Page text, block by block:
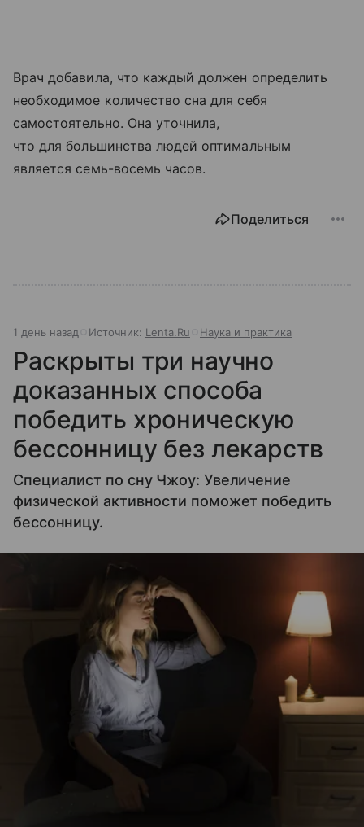
Врач добавила, что каждый должен определить
необходимое количество сна для себя
самостоятельно. Она уточнила,
что для большинства людей оптимальным
является семь-восемь часов.
Поделиться
1 день назад Источник: Lenta.Ru Наука и практика
Раскрыты три научно
доказанных способа
победить хроническую
бессонницу без лекарств
Специалист по сну Чжоу: Увеличение
физической активности поможет победить
бессонницу.